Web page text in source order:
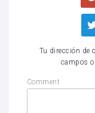
Tu dirección de
campos
Comment